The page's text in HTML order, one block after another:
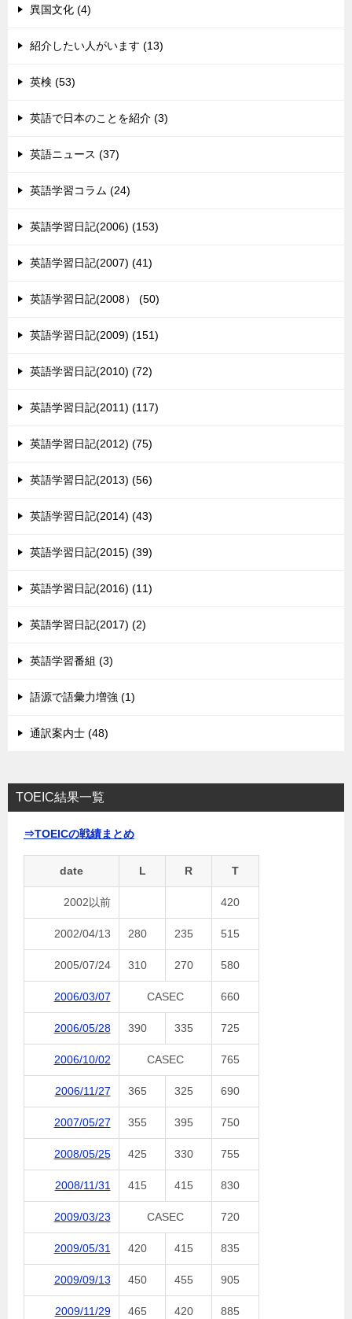
異国文化 (4)
紹介したい人がいます (13)
英検 (53)
英語で日本のことを紹介 (3)
英語ニュース (37)
英語学習コラム (24)
英語学習日記(2006) (153)
英語学習日記(2007) (41)
英語学習日記(2008） (50)
英語学習日記(2009) (151)
英語学習日記(2010) (72)
英語学習日記(2011) (117)
英語学習日記(2012) (75)
英語学習日記(2013) (56)
英語学習日記(2014) (43)
英語学習日記(2015) (39)
英語学習日記(2016) (11)
英語学習日記(2017) (2)
英語学習番組 (3)
語源で語彙力増強 (1)
通訳案内士 (48)
TOEIC結果一覧
⇒TOEICの戦績まとめ
date L R T
2002以前 420
2002/04/13 280 235 515
2005/07/24 310 270 580
2006/03/07 CASEC 660
2006/05/28 390 335 725
2006/10/02 CASEC 765
2006/11/27 365 325 690
2007/05/27 355 395 750
2008/05/25 425 330 755
2008/11/31 415 415 830
2009/03/23 CASEC 720
2009/05/31 420 415 835
2009/09/13 450 455 905
2009/11/29 465 420 885